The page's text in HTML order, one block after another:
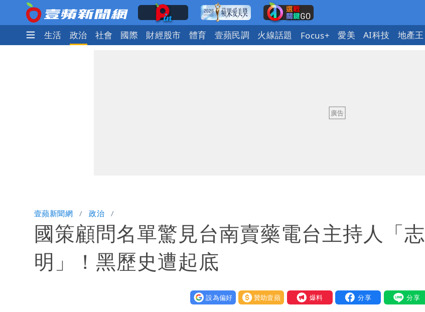
娛樂時尚 生活 政治 社會 國際 財經股市 體育 壹蘋民調 火線話題 Focus+ 愛美 AI科技 地產王
壹蘋新聞網 政治
國策顧問名單驚見台南賣藥電台主持人「志
明」！黑歷史遭起底
設為偏好 贊助壹蘋 我要爆料